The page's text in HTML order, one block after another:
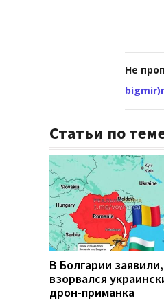
Не
Статьи по
В Болгарии
взорвался
дрон-приманка